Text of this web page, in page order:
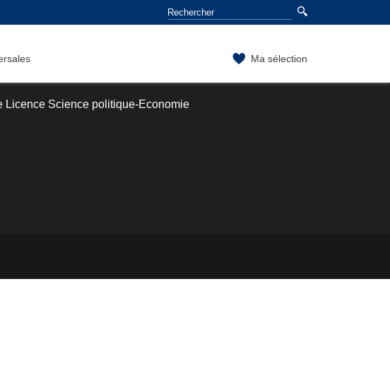
Ma sélection
Licence Science politique-Economie